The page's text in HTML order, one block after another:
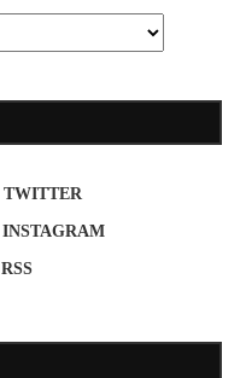
TWITTER
INSTAGRAM
RSS